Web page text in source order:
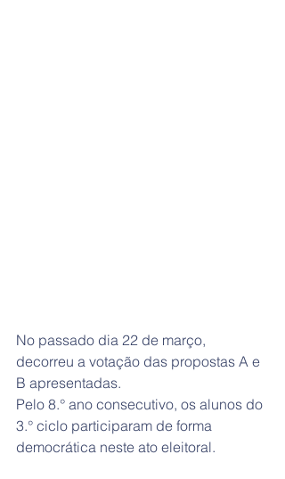
No passado dia 22 de março,
decorreu a votação das propostas A e
B apresentadas.
Pelo 8.° ano consecutivo, os alunos do
3.° ciclo participaram de forma
democrática neste ato eleitoral.